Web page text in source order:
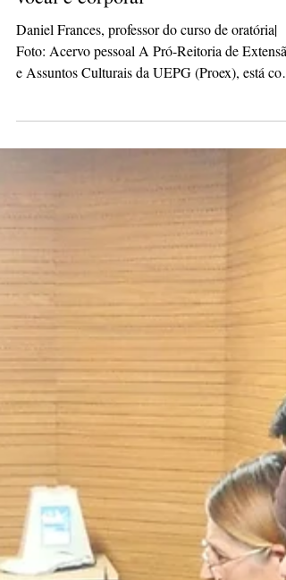
Proex abre inscrições para curso de
oratória com foco em expressão
vocal e corporal
e Assuntos Culturais da UEPG (Proex), está com
voltado a quem deseja aprimorar a comunicação
em público. A formação será conduzida pelo
mais de 20 anos, que também atua no teatro e
como professor de cursinho preparatório. A partir
dessa experiência prática e acadêmica, ele
estruturou um m